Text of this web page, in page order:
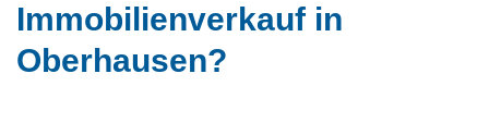
Immobilienverkauf in
Oberhausen?